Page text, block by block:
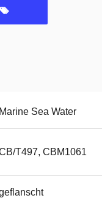
Marine Sea Water
T497, CBM1061